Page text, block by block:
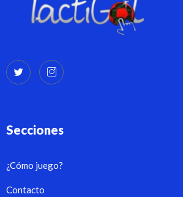
Secciones
¿Cómo juego?
Contacto